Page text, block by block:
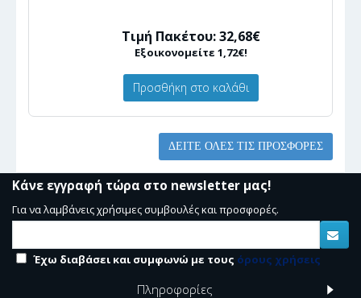
Τιμή Πακέτου: 32,68€
Εξοικονομείτε 1,72€!
Προσθήκη στο καλάθι
ΔΕΊΤΕ ΌΛΕΣ ΤΙΣ ΠΡΟΣΦΟΡΈΣ
Κάνε εγγραφή τώρα στο newsletter μας!
Για να λαμβάνεις χρήσιμες συμβουλές και προσφορές.
Έχω διαβάσει και συμφωνώ με τους όρους χρήσεις
Πληροφορίες